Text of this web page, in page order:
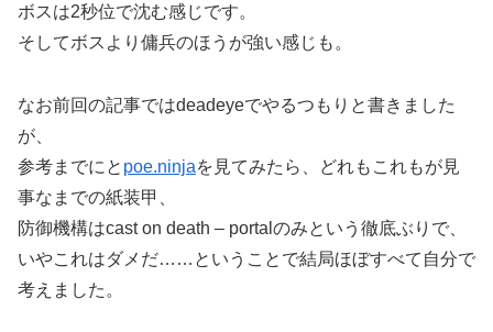
ボスは2秒位で沈む感じです。
そしてボスより傭兵のほうが強い感じも。
なお前回の記事ではdeadeyeでやるつもりと書きました
が、
参考までにと poe.ninjaを見てみたら、どれもこれもが見
事なまでの紙装甲、
防御機構はcast on death – portalのみという徹底ぶりで、
いやこれはダメだ……ということで結局ほぼすべて自分で
考えました。